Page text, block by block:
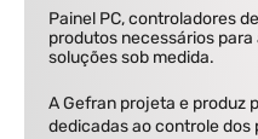
Painel PC, controladores
produtos necessários
soluções sob medida.
A Gefran projeta e produz
dedicadas ao controle